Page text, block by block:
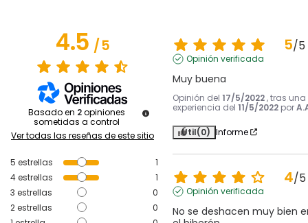
4.5/5
Basado en 2 opiniones
sometidas a control
Ver todas las reseñas de este sitio
5 estrellas
1
4estrellas
1
3 estrellas
0
2estrellas
0
5/5
Opinión verificada
Muy buena
Opinión del 17/5/2022 , tras una
experiencia del 11/5/2022 por
Útil(0) Informe
4/5
Opinión verificada
No se deshacen muy bien